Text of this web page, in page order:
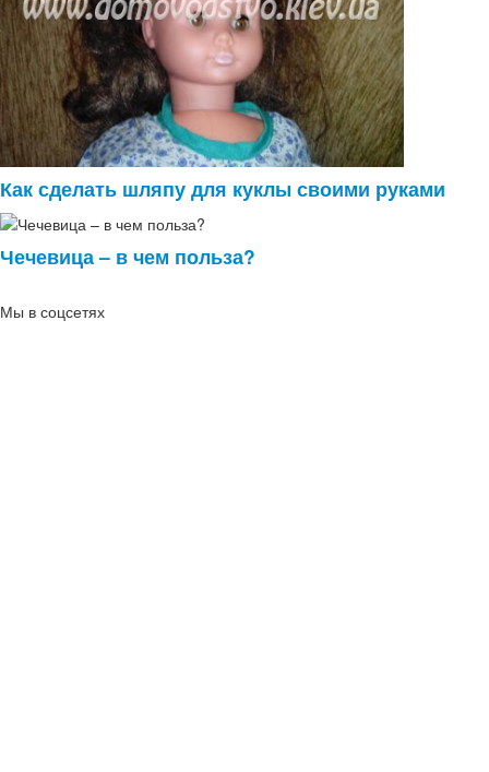
Как сделать шляпу для куклы своими руками
Чечевица – в чем польза?
Мы в соцсетях